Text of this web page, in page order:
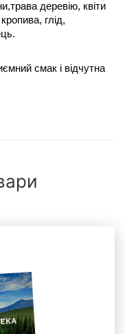
деревію, квіти
глід,
смак і відчутна